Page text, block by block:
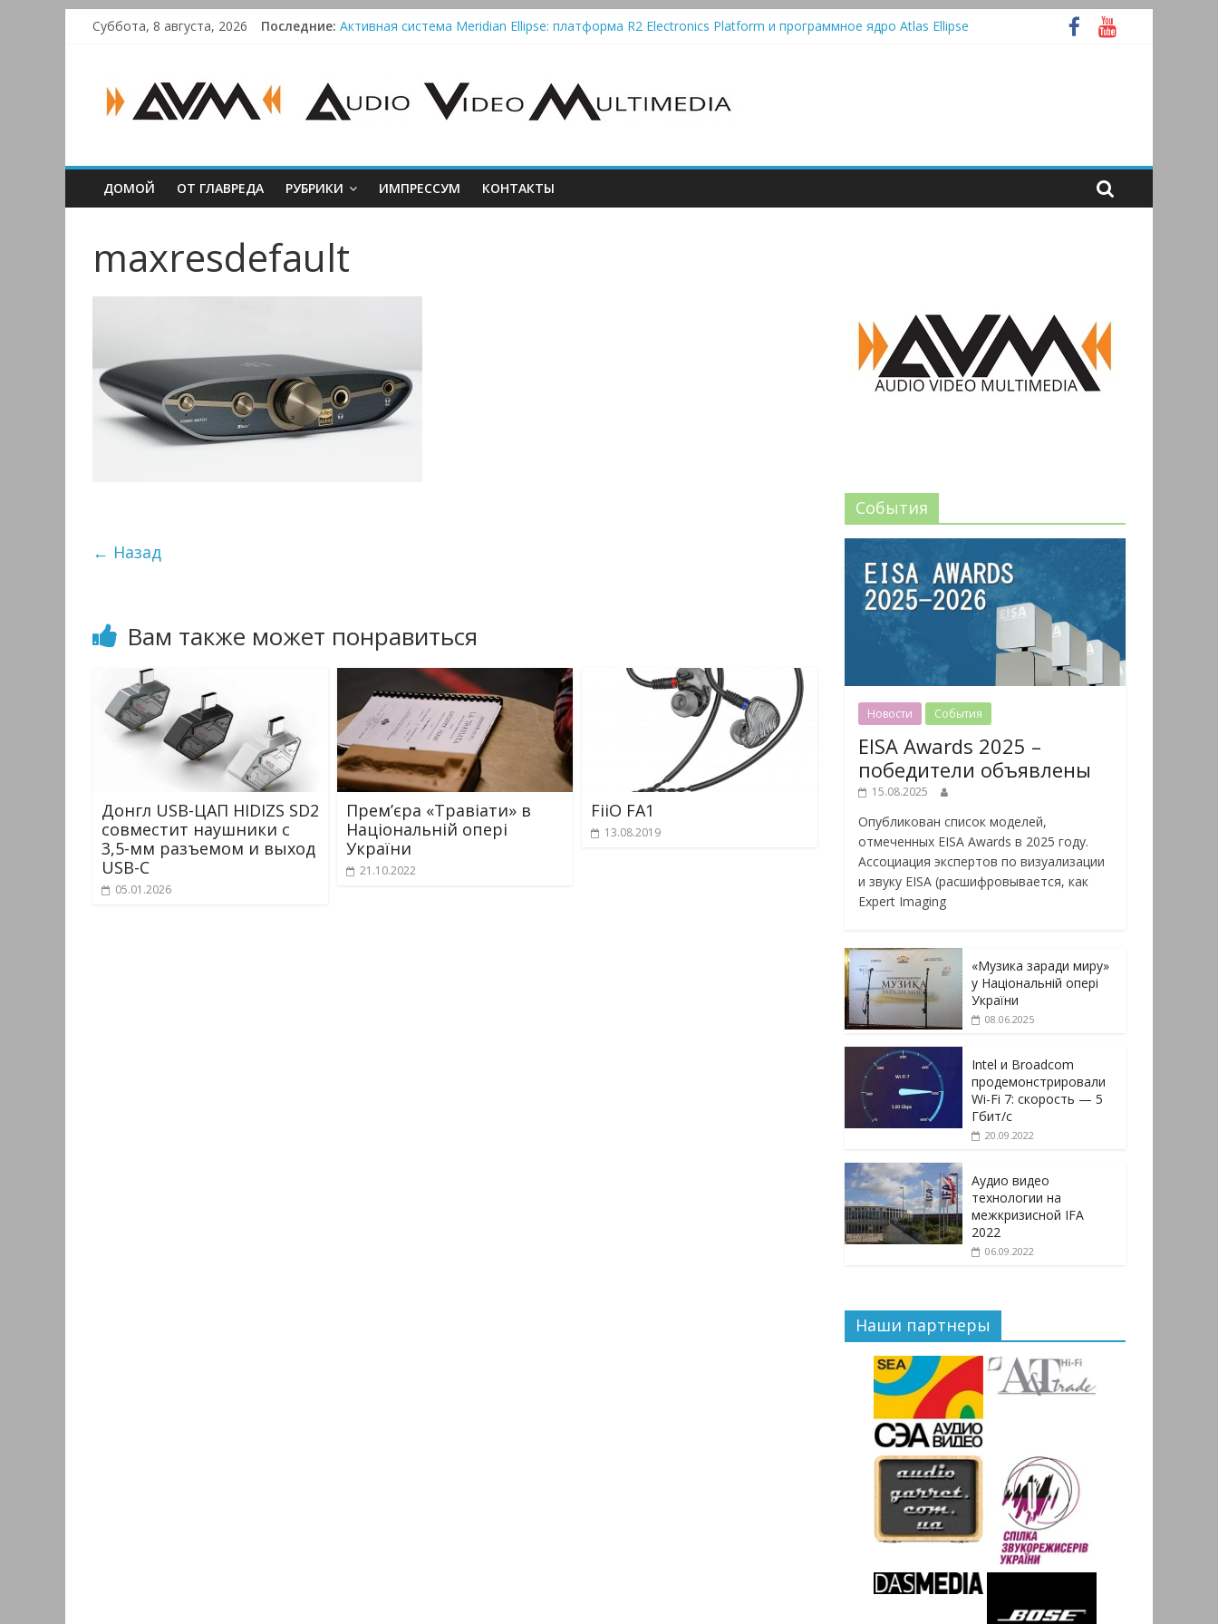
Суббота, 8 августа, 2026 Последние: Активная система Meridian Ellipse: платформа R2 Electronics Platform и программное ядро Atlas Ellipse
Victrola Automatic — традиционный виниловый автомат, дополненный Bluetooth
AUDIO,
VIDEO
&
MULTIMEDIA
Аудио,
Видео
ДОМОЙ ОТ ГЛАВРЕДА РУБРИКИ ИМПРЕССУМ КОНТАКТЫ
maxresdefault
← Назад
Вам также может понравиться
Донгл USB-ЦАП HIDIZS SD2
совместит наушники с
3,5-мм разъемом и выход
USB-C
05.01.2026
Прем’єра «Травіати» в
Національній опері
України
21.10.2022
FiiO FA1
13.08.2019
События
Новости События
EISA Awards 2025 –
победители объявлены
15.08.2025
Опубликован список моделей,
отмеченных EISA Awards в 2025 году.
Ассоциация экспертов по визуализации
и звуку EISA (расшифровывается, как
Expert Imaging
«Музика заради миру»
у Національній опері
України
08.06.2025
Intel и Broadcom
продемонстрировали
Wi-Fi 7: скорость — 5
Гбит/с
20.09.2022
Аудио видео
технологии на
межкризисной IFA
2022
06.09.2022
Наши партнеры